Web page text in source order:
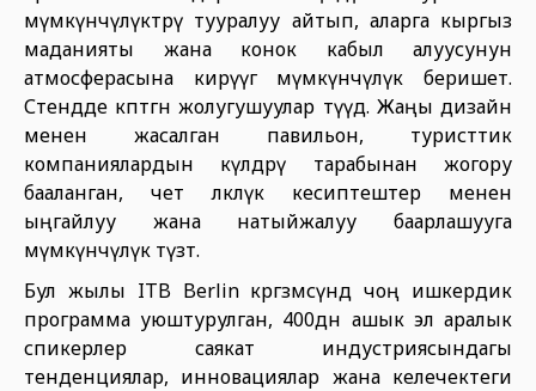
мүмкүнчүлүктөрү тууралуу айтып, аларга кыргыз
маданияты жана конок кабыл алуусунун
атмосферасына кирүүгө мүмкүнчүлүк беришет.
Стендде көптөгөн жолугушуулар өтүүдө. Жаңы дизайн
менен жасалган павильон, туристтик
компаниялардын өкүлдөрү тарабынан жогору
бааланган, чет өлкөлүк кесиптештер менен
ыңгайлуу жана натыйжалуу баарлашууга
мүмкүнчүлүк түзөт.
Бул жылы ITB Berlin көргөзмөсүндө чоң ишкердик
программа уюштурулган, 400дөн ашык эл аралык
спикерлер саякат индустриясындагы
тенденциялар, инновациялар жана келечектеги